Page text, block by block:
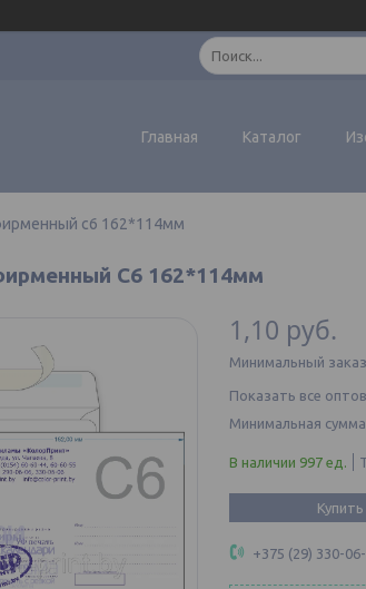
Главная Каталог
с6 162*114мм
С6 162*114мм
1,10 руб.
Минимальный
Показать все
Минимальная
В наличии 997 ед.
Купить
+375 (29) 330-